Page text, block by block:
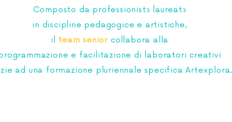
Composto da professionistɜ laureatɜ
in discipline pedagogice e artistiche,
il team senior collabora alla
e facilitazione di laboratori creativi
ad una formazione pluriennale specifica Artexplora.